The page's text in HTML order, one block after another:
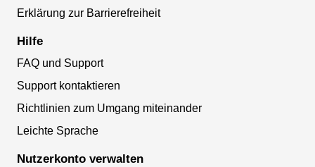
Erklärung zur Barrierefreiheit
Hilfe
FAQ und Support
Support kontaktieren
Richtlinien zum Umgang miteinander
Leichte Sprache
Nutzerkonto verwalten